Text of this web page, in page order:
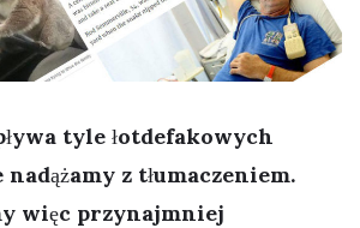
tyle łotdefakowych
z tłumaczeniem.
więc przynajmniej